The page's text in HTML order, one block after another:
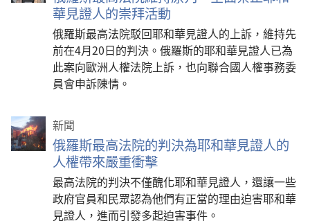
華見證人的崇拜活動
俄羅斯最高法院駁回耶和華見證人的上訴，維持先
前在4月20日的判決。俄羅斯的耶和華見證人已為
此案向歐洲人權法院上訴，也向聯合國人權事務委
員會申訴陳情。
新聞
俄羅斯最高法院的判決為耶和華見證人的
人權帶來嚴重衝擊
最高法院的判決不僅醜化耶和華見證人，還讓一些
政府官員和民眾認為他們有正當的理由迫害耶和華
見證人，進而引發多起迫害事件。